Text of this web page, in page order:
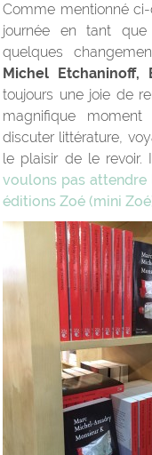
Comme mentionné ci-
journée en tant
quelques
Michel
toujours une joie de
magnifique
discuter littérature,
le plaisir de le revoir.
voulons pas
éditions Zoé (mini